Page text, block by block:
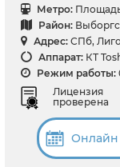
Метро:
Район:
Адрес: СПб,
Аппарат: КТ
Режим работы:
Лицензия
проверена
Онлайн